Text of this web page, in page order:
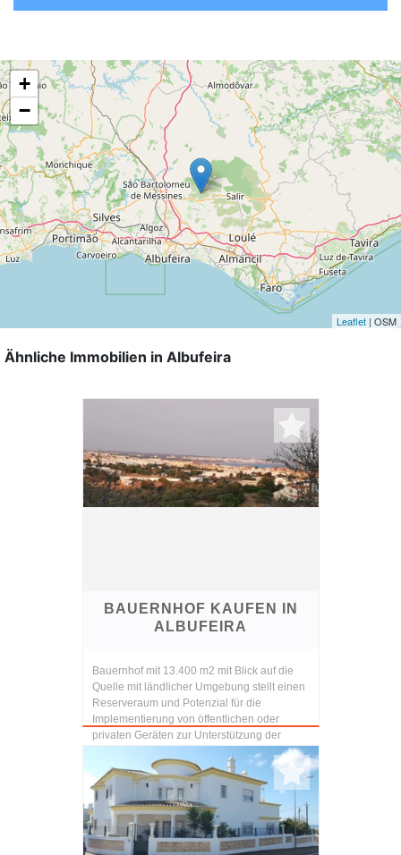
+
−
Leaflet | OSM
Ähnliche Immobilien in Albufeira
BAUERNHOF KAUFEN IN
ALBUFEIRA
Bauernhof mit 13.400 m2 mit Blick auf die
Quelle mit ländlicher Umgebung stellt einen
Reserveraum und Potenzial für die
Implementierung von öffentlichen oder
privaten Geräten zur Unterstützung der